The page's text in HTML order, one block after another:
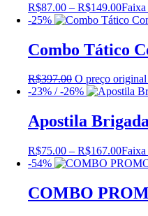
R$87.00 – R$149.00Faixa
-25%
Combo Tático
R$397.00 O preço
-23% / -26%
Apostila
R$75.00 – R$167.00Faixa
-54%
COMBO